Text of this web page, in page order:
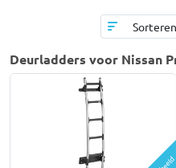
Deurladders voor Nissan